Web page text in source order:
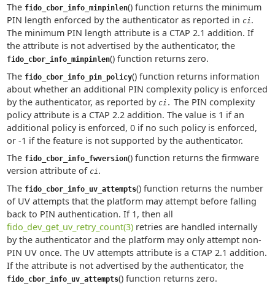
The fido_cbor_info_minpinlen() function returns the minimum
PIN length enforced by the authenticator as reported in ci.
The minimum PIN length attribute is a CTAP 2.1 addition. If
the attribute is not advertised by the authenticator, the
fido_cbor_info_minpinlen() function returns zero.
The fido_cbor_info_pin_policy() function returns information
about whether an additional PIN complexity policy is enforced
by the authenticator, as reported by ci. The PIN complexity
policy attribute is a CTAP 2.2 addition. The value is 1 if an
additional policy is enforced, 0 if no such policy is enforced,
or -1 if the feature is not supported by the authenticator.
The fido_cbor_info_fwversion() function returns the firmware
version attribute of ci.
The fido_cbor_info_uv_attempts() function returns the number
of UV attempts that the platform may attempt before falling
back to PIN authentication. If 1, then all
fido_dev_get_uv_retry_count(3)retries are handled internally
by the authenticator and the platform may only attempt non-
PIN UV once. The UV attempts attribute is a CTAP 2.1 addition.
If the attribute is not advertised by the authenticator, the
fido_cbor_info_uv_attempts() function returns zero.